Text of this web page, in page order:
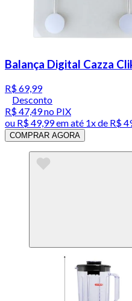
Balança Digital Cazza
R$ 69,99
Desconto
R$ 47,49no PIX
ou R$ 49,99em até 1x de R$
COMPRAR AGORA